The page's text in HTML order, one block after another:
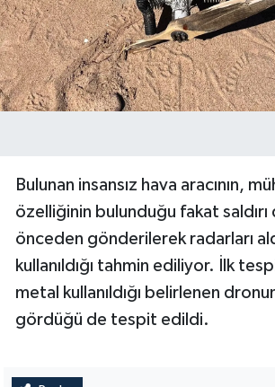
Bulunan insansız hava aracının,
özelliğinin bulunduğu fakat saldırı
önceden gönderilerek radarları
kullanıldığı tahmin ediliyor. İlk
metal kullanıldığı belirlenen
gördüğü de tespit edildi.